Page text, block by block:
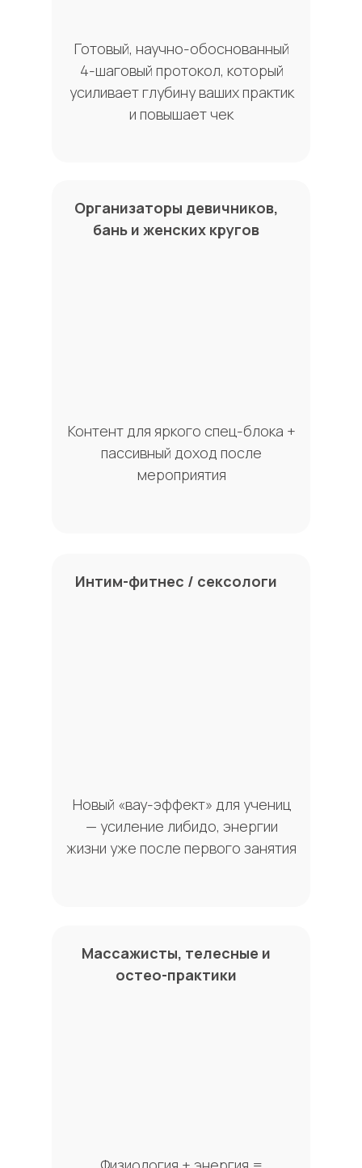
Массажисты, телесные и
остео-практики
Интим-фитнес / сексологи
Новый «вау-эффект» для учениц
— усиление либидо, энергии
жизни уже после первого занятия
Организаторы девичников,
бань и женских кругов
Контент для яркого спец-блока +
пассивный доход после
мероприятия
Готовый, научно-обоснованный
4-шаговый протокол, который
усиливает глубину ваших практик
и повышает чек